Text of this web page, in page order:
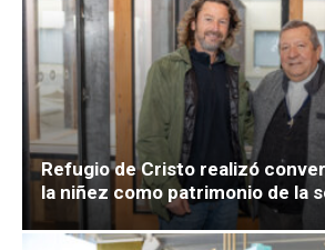
Refugio de Cristo realizó
la niñez como patrimonio de la